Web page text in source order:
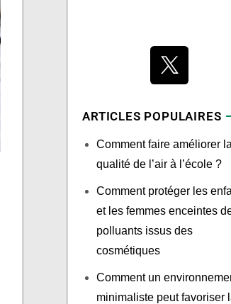
ARTICLES POPULAIRES
Comment faire améliorer la
qualité de l’air à l’école ?
Comment protéger les
et les femmes enceintes
polluants issus des
cosmétiques
Comment un
minimaliste peut favoriser